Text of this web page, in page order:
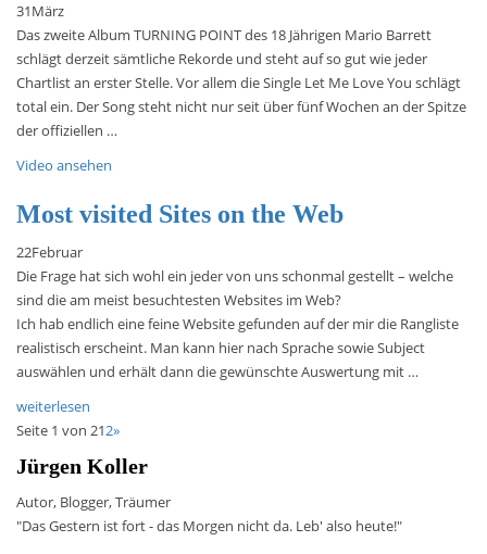
31März
Das zweite Album TURNING POINT des 18 Jährigen Mario Barrett
schlägt derzeit sämtliche Rekorde und steht auf so gut wie jeder
Chartlist an erster Stelle. Vor allem die Single Let Me Love You schlägt
total ein. Der Song steht nicht nur seit über fünf Wochen an der Spitze
der offiziellen …
Video ansehen
Most visited Sites on the Web
22Februar
Die Frage hat sich wohl ein jeder von uns schonmal gestellt – welche
sind die am meist besuchtesten Websites im Web?
Ich hab endlich eine feine Website gefunden auf der mir die Rangliste
realistisch erscheint. Man kann hier nach Sprache sowie Subject
auswählen und erhält dann die gewünschte Auswertung mit …
weiterlesen
Seite 1 von 212»
Jürgen Koller
Autor, Blogger, Träumer
"Das Gestern ist fort - das Morgen nicht da. Leb' also heute!"